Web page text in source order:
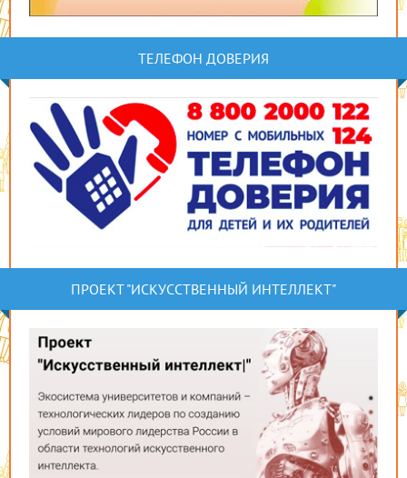
ТЕЛЕФОН ДОВЕРИЯ
ПРОЕКТ "ИСКУССТВЕННЫЙ ИНТЕЛЛЕКТ"